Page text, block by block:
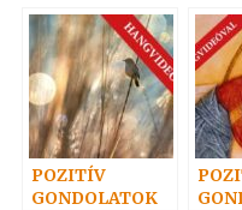
POZITÍV
GONDOLATOK